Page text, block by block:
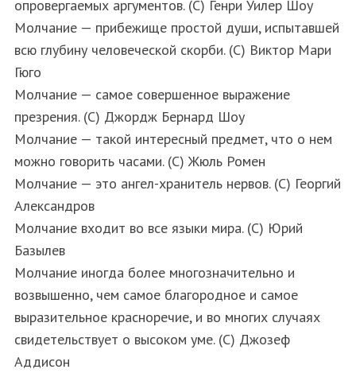
опровергаемых аргументов. (С) Генри Уилер Шоу
Молчание — прибежище простой души, испытавшей
всю глубину человеческой скорби. (С) Виктор Мари
Гюго
Молчание — самое совершенное выражение
презрения. (С) Джордж Бернард Шоу
Молчание — такой интересный предмет, что о нем
можно говорить часами. (С) Жюль Ромен
Молчание — это ангел-хранитель нервов. (С) Георгий
Александров
Молчание входит во все языки мира. (С) Юрий
Базылев
Молчание иногда более многозначительно и
возвышенно, чем самое благородное и самое
выразительное красноречие, и во многих случаях
свидетельствует о высоком уме. (С) Джозеф
Аддисон
S
e
r
c
h
f
r
:
По авторам